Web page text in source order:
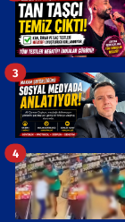
3
4